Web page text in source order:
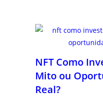
NFT Como
Mito ou
Real?